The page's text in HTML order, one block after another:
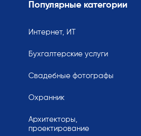
Популярные категории
Интернет, ИТ
Бухгалтерские услуги
Свадебные фотографы
Охранник
Архитекторы,
проектирование